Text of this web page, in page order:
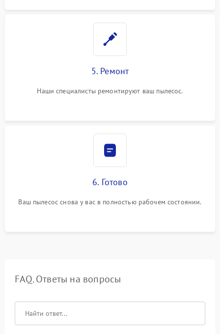
5. Ремонт
Наши специалисты ремонтируют ваш пылесос.
6. Готово
Ваш пылесос снова у вас в полностью рабочем состоянии.
FAQ. Ответы на вопросы